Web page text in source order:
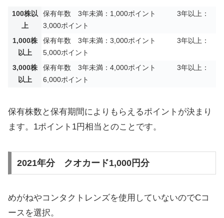
100株以
上
保有年数 3年未満：1,000ポイント 3年以上：
3,000ポイント
1,000株
以上
保有年数 3年未満：3,000ポイント 3年以上：
5,000ポイント
3,000株
以上
保有年数 3年未満：4,000ポイント 3年以上：
6,000ポイント
保有株数と保有期間によりもらえるポイントが決まり
ます。1ポイント1円相当とのことです。
2021年分 クオカード1,000円分
めがねやコンタクトレンズを使用していないのでCコ
ースを選択。